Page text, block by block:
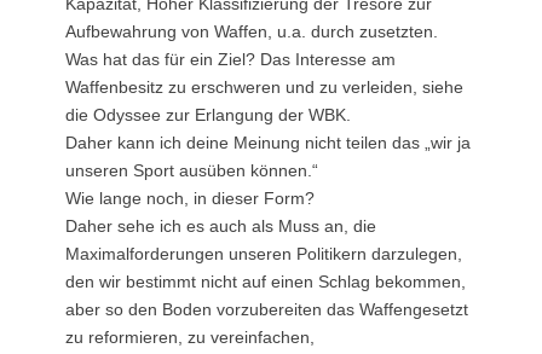
Aufbewahrung von Waffen, u.a. durch zusetzten.
Was hat das für ein Ziel? Das Interesse am
Waffenbesitz zu erschweren und zu verleiden, siehe
die Odyssee zur Erlangung der WBK.
Daher kann ich deine Meinung nicht teilen das „wir ja
unseren Sport ausüben können.“
Wie lange noch, in dieser Form?
Daher sehe ich es auch als Muss an, die
Maximalforderungen unseren Politikern darzulegen,
den wir bestimmt nicht auf einen Schlag bekommen,
aber so den Boden vorzubereiten das Waffengesetzt
zu reformieren, zu vereinfachen,